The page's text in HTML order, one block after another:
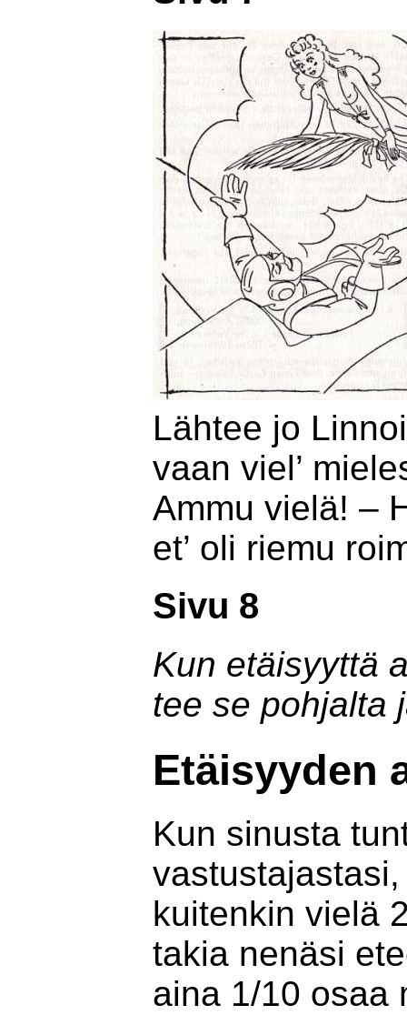
Lähtee jo
vaan viel’
Ammu vielä! –
et’ oli riemu
Sivu 8
Kun etäisyyttä
tee se pohjalta
Etäisyyden
Kun sinusta
kuitenkin vielä
takia nenäsi
aina 1/10 osaa